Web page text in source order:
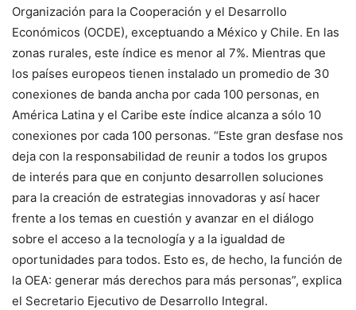
Organización para la Cooperación y el Desarrollo
Económicos (OCDE), exceptuando a México y Chile. En las
zonas rurales, este índice es menor al 7%. Mientras que
los países europeos tienen instalado un promedio de 30
conexiones de banda ancha por cada 100 personas, en
América Latina y el Caribe este índice alcanza a sólo 10
conexiones por cada 100 personas. “Este gran desfase nos
deja con la responsabilidad de reunir a todos los grupos
de interés para que en conjunto desarrollen soluciones
para la creación de estrategias innovadoras y así hacer
frente a los temas en cuestión y avanzar en el diálogo
sobre el acceso a la tecnología y a la igualdad de
oportunidades para todos. Esto es, de hecho, la función de
la OEA: generar más derechos para más personas”, explica
el Secretario Ejecutivo de Desarrollo Integral.